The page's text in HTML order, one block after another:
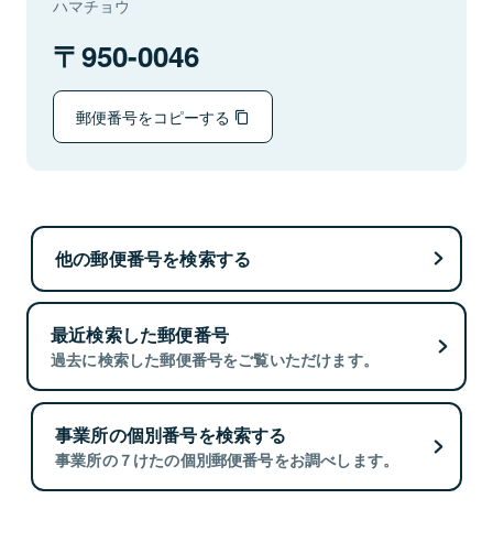
ハマチョウ
950-0046
郵便番号をコピーする
他の郵便番号を検索する
最近検索した郵便番号
過去に検索した郵便番号をご覧いただけます。
事業所の個別番号を検索する
事業所の７けたの個別郵便番号をお調べします。